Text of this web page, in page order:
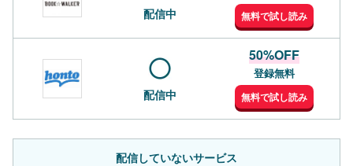
配信中 無料で試し読み
配信中
50%OFF
登録無料
無料で試し読み
配信していないサービス